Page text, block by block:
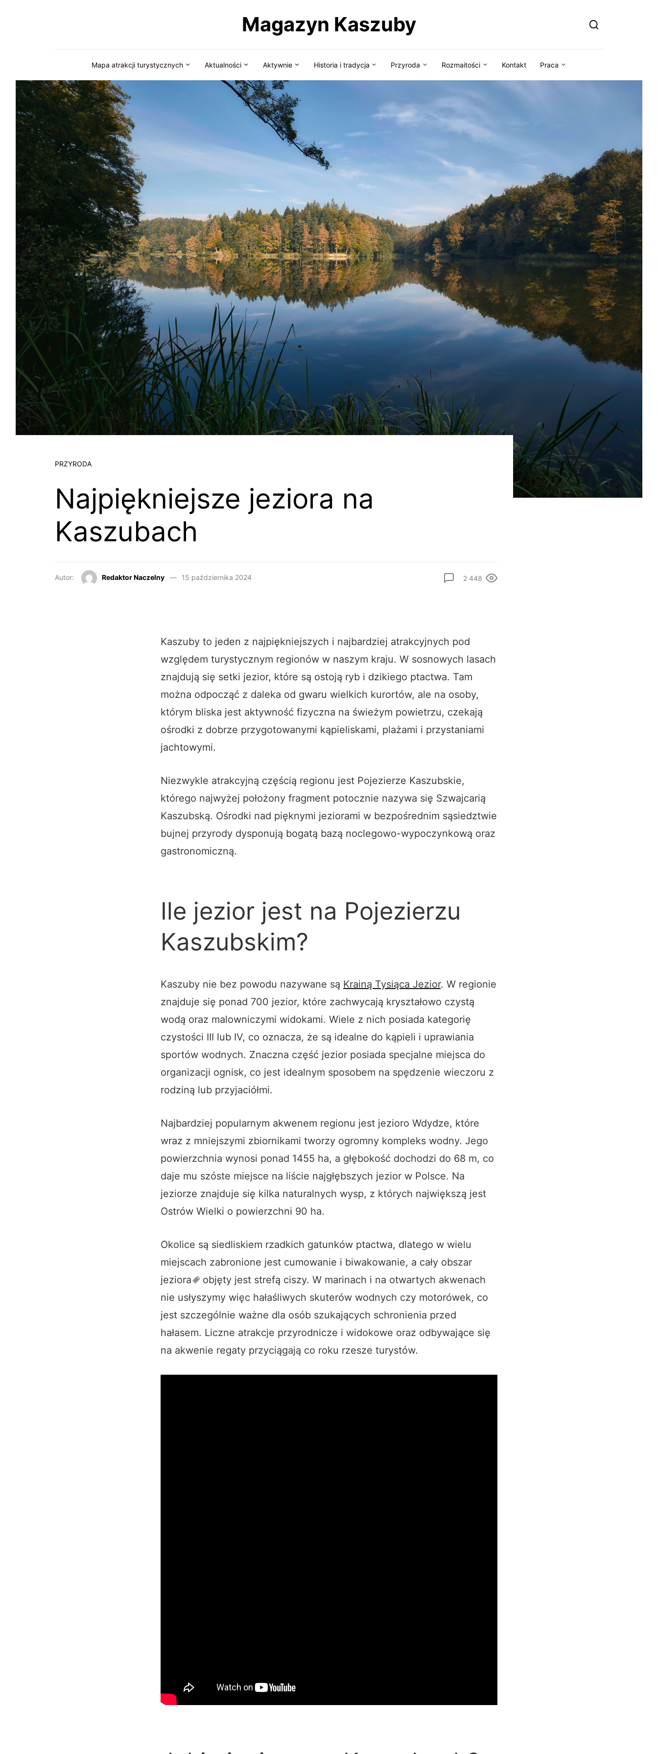
Magazyn Kaszuby
Mapa atrakcji turystycznych Aktualności Aktywnie Historia i tradycja Przyroda Rozmaitości Kontakt Praca
PRZYRODA
Najpiękniejsze jeziora na
Kaszubach
Autor: Redaktor Naczelny 15 października 2024 2 448
Kaszuby to jeden z najpiękniejszych i najbardziej atrakcyjnych pod
względem turystycznym regionów w naszym kraju. W sosnowych lasach
znajdują się setki jezior, które są ostoją ryb i dzikiego ptactwa. Tam
można odpocząć z daleka od gwaru wielkich kurortów, ale na osoby,
którym bliska jest aktywność fizyczna na świeżym powietrzu, czekają
ośrodki z dobrze przygotowanymi kąpieliskami, plażami i przystaniami
jachtowymi.
Niezwykle atrakcyjną częścią regionu jest Pojezierze Kaszubskie,
którego najwyżej położony fragment potocznie nazywa się Szwajcarią
Kaszubską. Ośrodki nad pięknymi jeziorami w bezpośrednim sąsiedztwie
bujnej przyrody dysponują bogatą bazą noclegowo-wypoczynkową oraz
gastronomiczną.
Ile jezior jest na Pojezierzu
Kaszubskim?
Kaszuby nie bez powodu nazywane są Krainą Tysiąca Jezior. W regionie
znajduje się ponad 700 jezior, które zachwycają kryształowo czystą
wodą oraz malowniczymi widokami. Wiele z nich posiada kategorię
czystości III lub IV, co oznacza, że są idealne do kąpieli i uprawiania
sportów wodnych. Znaczna część jezior posiada specjalne miejsca do
organizacji ognisk, co jest idealnym sposobem na spędzenie wieczoru z
rodziną lub przyjaciółmi.
Najbardziej popularnym akwenem regionu jest jezioro Wdydze, które
wraz z mniejszymi zbiornikami tworzy ogromny kompleks wodny. Jego
powierzchnia wynosi ponad 1455 ha, a głębokość dochodzi do 68 m, co
daje mu szóste miejsce na liście najgłębszych jezior w Polsce. Na
jeziorze znajduje się kilka naturalnych wysp, z których największą jest
Ostrów Wielki o powierzchni 90 ha.
Okolice są siedliskiem rzadkich gatunków ptactwa, dlatego w wielu
miejscach zabronione jest cumowanie i biwakowanie, a cały obszar
jeziora
objęty jest strefą ciszy. W marinach i na otwartych akwenach
nie usłyszymy więc hałaśliwych skuterów wodnych czy motorówek, co
jest szczególnie ważne dla osób szukających schronienia przed
hałasem. Liczne atrakcje przyrodnicze i widokowe oraz odbywające się
na akwenie regaty przyciągają co roku rzesze turystów.